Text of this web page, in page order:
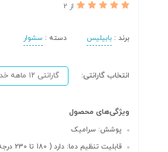
از 2
برند : بابیلیس دسته : سشوار
انتخاب گارانتی: گارانتی ۱۲ ماهه خدمات طلایی نوبهار
ویژگی‌های محصول
پوشش: سرامیک
قابلیت تنظیم دما: دارد ( 180 تا 230 درجه سانتی گراد )